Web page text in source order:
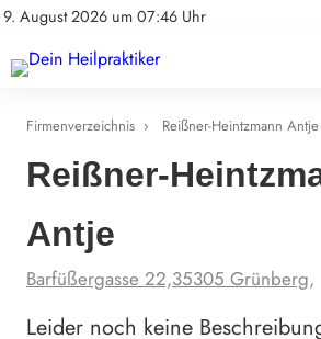
9. August 2026 um 07:46 Uhr
Impressum
Natürliche Medizin
Heilpflanzen & Kräuterkunde
Firmenverzeichnis › Reißner-Heintzmann Antje
Reißner-
Antje
Barfüßergasse 22,35305 Grünberg,
Leider noch keine